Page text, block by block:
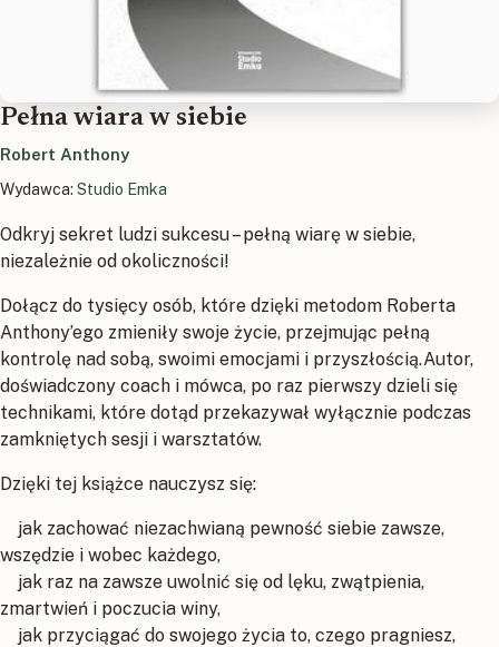
Pełna wiara w siebie
Robert Anthony
Wydawca: Studio Emka
Odkryj sekret ludzi sukcesu – pełną wiarę w siebie,
niezależnie od okoliczności!
Dołącz do tysięcy osób, które dzięki metodom Roberta
Anthony’ego zmieniły swoje życie, przejmując pełną
kontrolę nad sobą, swoimi emocjami i przyszłością.Autor,
doświadczony coach i mówca, po raz pierwszy dzieli się
technikami, które dotąd przekazywał wyłącznie podczas
zamkniętych sesji i warsztatów.
Dzięki tej książce nauczysz się:
jak zachować niezachwianą pewność siebie zawsze,
wszędzie i wobec każdego,
jak raz na zawsze uwolnić się od lęku, zwątpienia,
zmartwień i poczucia winy,
jak przyciągać do swojego życia to, czego pragniesz,